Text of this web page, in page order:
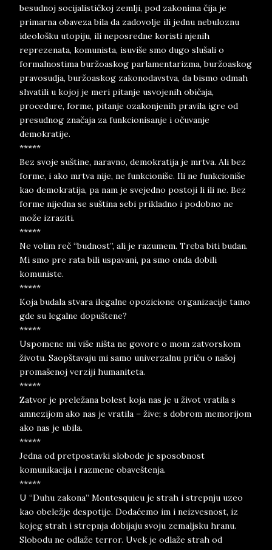
besudnoj socijalističkoj zemlji, pod zakonima čija je
primarna obaveza bila da zadovolje ili jednu nebuloznu
ideološku utopiju, ili neposredne koristi njenih
reprezenata, komunista, isuviše smo dugo slušali o
formalnostima buržoaskog parlamentarizma, buržoaskog
pravosudja, buržoaskog zakonodavstva, da bismo odmah
shvatili u kojoj je meri pitanje usvojenih običaja,
procedure, forme, pitanje ozakonjenih pravila igre od
presudnog značaja za funkcionisanje i očuvanje
demokratije.
*****
Bez svoje suštine, naravno, demokratija je mrtva. Ali bez
forme, i ako mrtva nije, ne funkcioniše. Ili ne funkcioniše
kao demokratija, pa nam je svejedno postoji li ili ne. Bez
forme nijedna se suština sebi prikladno i podobno ne
može izraziti.
*****
Ne volim reč “budnost”, ali je razumem. Treba biti budan.
Mi smo pre rata bili uspavani, pa smo onda dobili
komuniste.
*****
Koja budala stvara ilegalne opozicione organizacije tamo
gde su legalne dopuštene?
*****
Uspomene mi više ništa ne govore o mom zatvorskom
životu. Saopštavaju mi samo univerzalnu priču o našoj
promašenoj verziji humaniteta.
*****
Zatvor je preležana bolest koja nas je u život vratila s
amnezijom ako nas je vratila – žive; s dobrom memorijom
ako nas je ubila.
*****
Jedna od pretpostavki slobode je sposobnost
komunikacija i razmene obaveštenja.
*****
U “Duhu zakona” Montesquieu je strah i strepnju uzeo
kao obeležje despotije. Dodaćemo im i neizvesnost, iz
kojeg strah i strepnja dobijaju svoju zemaljsku hranu.
Slobodu ne odlaže terror. Uvek je odlaže strah od